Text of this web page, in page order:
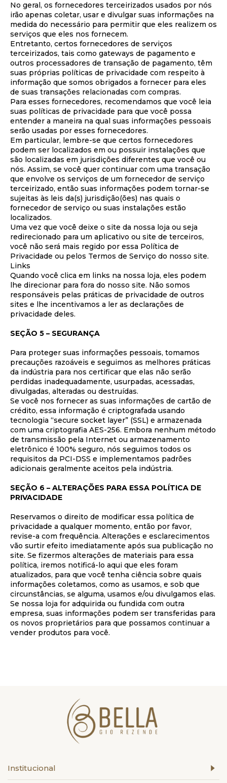
No geral, os fornecedores terceirizados usados por nós
irão apenas coletar, usar e divulgar suas informações na
medida do necessário para permitir que eles realizem os
serviços que eles nos fornecem.
Entretanto, certos fornecedores de serviços
terceirizados, tais como gateways de pagamento e
outros processadores de transação de pagamento, têm
suas próprias políticas de privacidade com respeito à
informação que somos obrigados a fornecer para eles
de suas transações relacionadas com compras.
Para esses fornecedores, recomendamos que você leia
suas políticas de privacidade para que você possa
entender a maneira na qual suas informações pessoais
serão usadas por esses fornecedores.
Em particular, lembre-se que certos fornecedores
podem ser localizados em ou possuir instalações que
são localizadas em jurisdições diferentes que você ou
nós. Assim, se você quer continuar com uma transação
que envolve os serviços de um fornecedor de serviço
terceirizado, então suas informações podem tornar-se
sujeitas às leis da(s) jurisdição(ões) nas quais o
fornecedor de serviço ou suas instalações estão
localizados.
Uma vez que você deixe o site da nossa loja ou seja
redirecionado para um aplicativo ou site de terceiros,
você não será mais regido por essa Política de
Privacidade ou pelos Termos de Serviço do nosso site.
Links
Quando você clica em links na nossa loja, eles podem
lhe direcionar para fora do nosso site. Não somos
responsáveis pelas práticas de privacidade de outros
sites e lhe incentivamos a ler as declarações de
privacidade deles.
SEÇÃO 5 – SEGURANÇA
Para proteger suas informações pessoais, tomamos
precauções razoáveis e seguimos as melhores práticas
da indústria para nos certificar que elas não serão
perdidas inadequadamente, usurpadas, acessadas,
divulgadas, alteradas ou destruídas.
Se você nos fornecer as suas informações de cartão de
crédito, essa informação é criptografada usando
tecnologia “secure socket layer” (SSL) e armazenada
com uma criptografia AES-256. Embora nenhum método
de transmissão pela Internet ou armazenamento
eletrônico é 100% seguro, nós seguimos todos os
requisitos da PCI-DSS e implementamos padrões
adicionais geralmente aceitos pela indústria.
SEÇÃO 6 – ALTERAÇÕES PARA ESSA POLÍTICA DE
PRIVACIDADE
Reservamos o direito de modificar essa política de
privacidade a qualquer momento, então por favor,
revise-a com frequência. Alterações e esclarecimentos
vão surtir efeito imediatamente após sua publicação no
site. Se fizermos alterações de materiais para essa
política, iremos notificá-lo aqui que eles foram
atualizados, para que você tenha ciência sobre quais
informações coletamos, como as usamos, e sob que
circunstâncias, se alguma, usamos e/ou divulgamos elas.
Se nossa loja for adquirida ou fundida com outra
empresa, suas informações podem ser transferidas para
os novos proprietários para que possamos continuar a
vender produtos para você.
Institucional